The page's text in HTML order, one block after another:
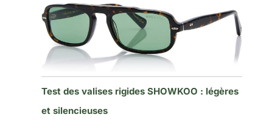
Test des valises rigides SHOWKOO : légères
et silencieuses